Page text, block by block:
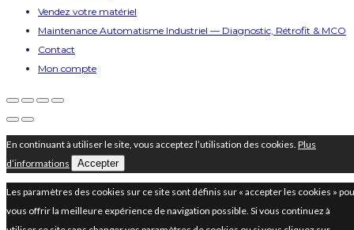
Vendez votre matériel
Maintenance Automatisme Industriel — Diagnostic, Rétrofit & MCO
Contact
Mon compte
En continuant à utiliser le site, vous acceptez l’utilisation des cookies. Plus
d’informations
Accepter
Les paramètres des cookies sur ce site sont définis sur « accepter les cookies »
vous offrir la meilleure expérience de navigation possible. Si vous continuez à